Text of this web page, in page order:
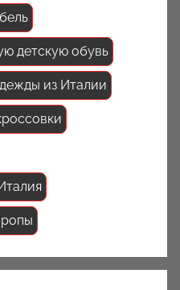
детскую обувь
из Италии